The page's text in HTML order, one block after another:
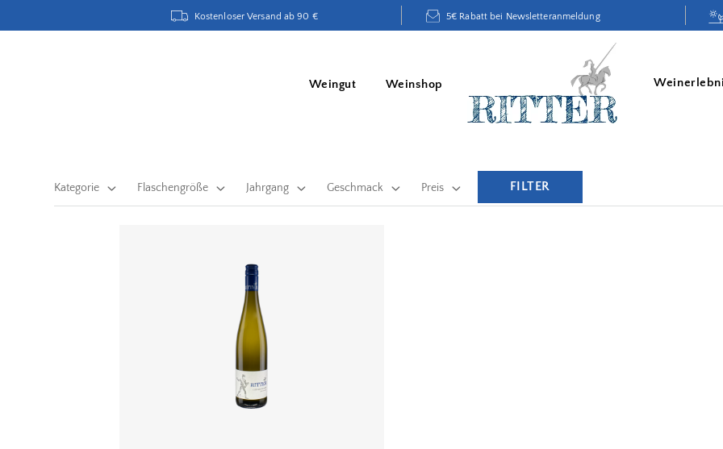
Kostenloser Versand ab 90 € 5€ Rabatt bei Newsletteranmeldung
Weingut Weinshop
Kategorie Flaschengröße Jahrgang Geschmack Preis FILTER